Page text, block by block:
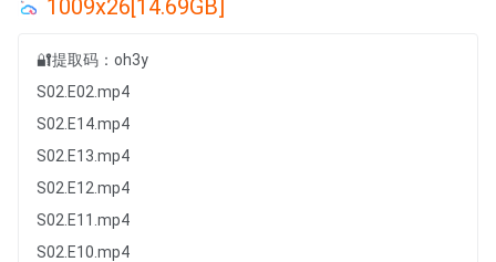
1009x26[14.69GB]
🔐提取码：oh3y
S02.E02.mp4
S02.E14.mp4
S02.E13.mp4
S02.E12.mp4
S02.E11.mp4
S02.E10.mp4